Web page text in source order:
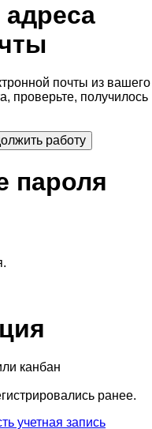
почты из вашего
проверьте, получилось
пароля
канбан
ранее.
учетная запись